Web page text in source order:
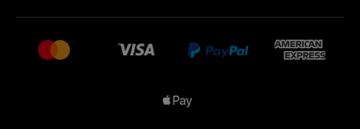
Conditions De Vente
Nous rejoindre